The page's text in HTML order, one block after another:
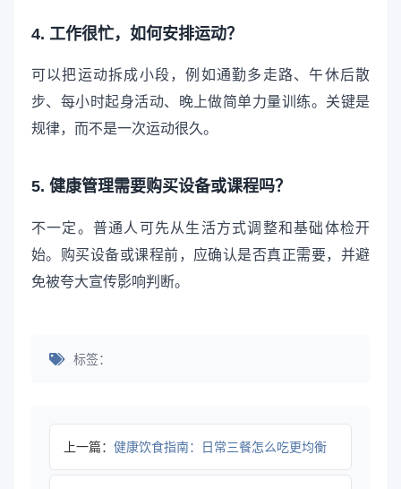
4. 工作很忙，如何安排运动？
可以把运动拆成小段，例如通勤多走路、午休后散
步、每小时起身活动、晚上做简单力量训练。关键是
规律，而不是一次运动很久。
5. 健康管理需要购买设备或课程吗？
不一定。普通人可先从生活方式调整和基础体检开
始。购买设备或课程前，应确认是否真正需要，并避
免被夸大宣传影响判断。
标签：
上一篇： 健康饮食指南：日常三餐怎么吃更均衡